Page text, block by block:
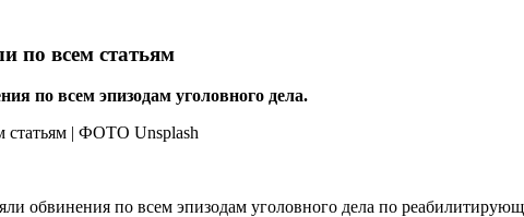
по всем статьям
по всем эпизодам уголовного дела.
обвинения по всем эпизодам уголовного дела по